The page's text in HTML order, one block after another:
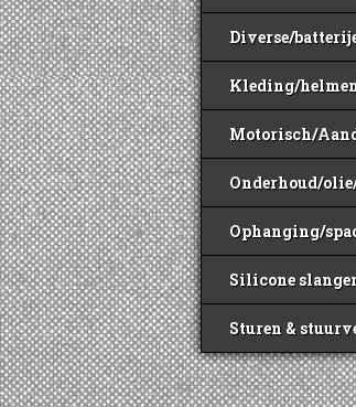
Diverse/
Kleding/
Motorisch/
Onderhoud/
Ophanging/
Silicone
Sturen &